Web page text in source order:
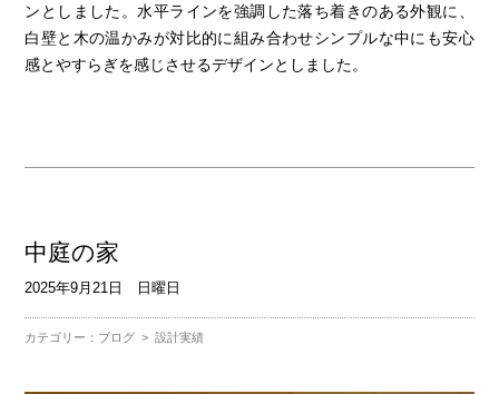
ンとしました。水平ラインを強調した落ち着きのある外観に、
白壁と木の温かみが対比的に組み合わせシンプルな中にも安心
感とやすらぎを感じさせるデザインとしました。
中庭の家
2025年9月21日 日曜日
カテゴリー： ブログ >設計実績